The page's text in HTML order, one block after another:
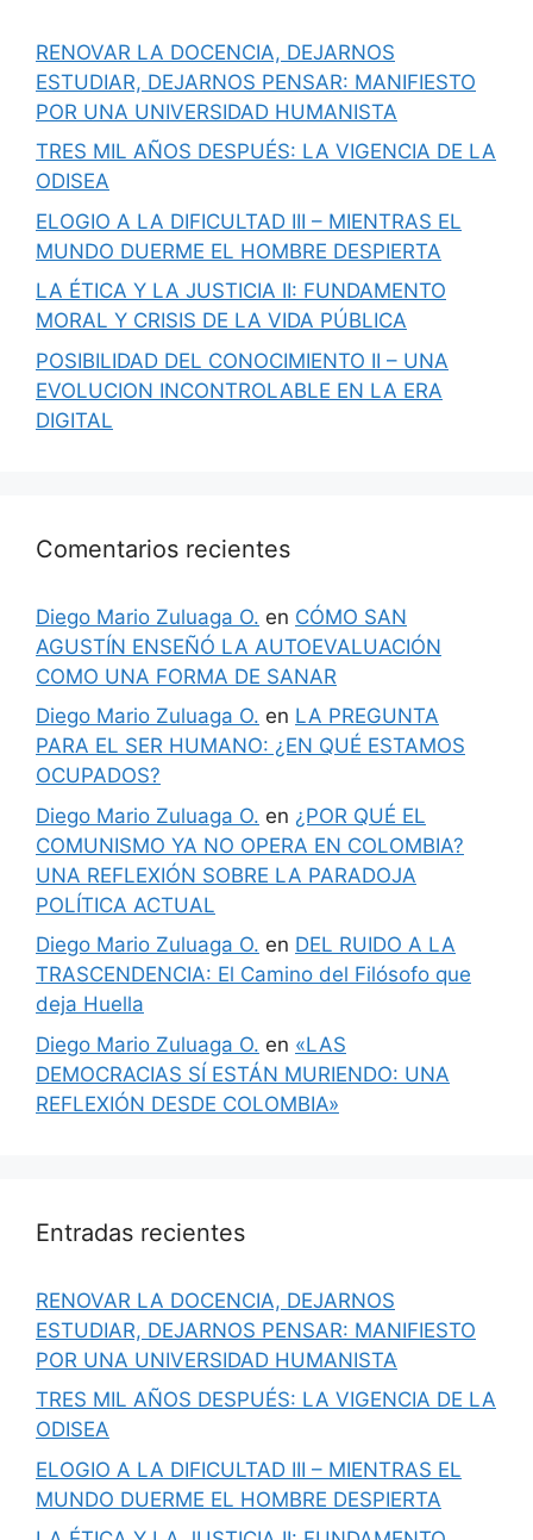
RENOVAR LA DOCENCIA, DEJARNOS
ESTUDIAR, DEJARNOS PENSAR: MANIFIESTO
POR UNA UNIVERSIDAD HUMANISTA
TRES MIL AÑOS DESPUÉS: LA VIGENCIA DE LA
ODISEA
ELOGIO A LA DIFICULTAD III – MIENTRAS EL
MUNDO DUERME EL HOMBRE DESPIERTA
LA ÉTICA Y LA JUSTICIA II: FUNDAMENTO
MORAL Y CRISIS DE LA VIDA PÚBLICA
POSIBILIDAD DEL CONOCIMIENTO II – UNA
EVOLUCION INCONTROLABLE EN LA ERA
DIGITAL
Comentarios recientes
Diego Mario Zuluaga O. en CÓMO SAN
AGUSTÍN ENSEÑÓ LA AUTOEVALUACIÓN
COMO UNA FORMA DE SANAR
Diego Mario Zuluaga O. en LA PREGUNTA
PARA EL SER HUMANO: ¿EN QUÉ ESTAMOS
OCUPADOS?
Diego Mario Zuluaga O. en ¿POR QUÉ EL
COMUNISMO YA NO OPERA EN COLOMBIA?
UNA REFLEXIÓN SOBRE LA PARADOJA
POLÍTICA ACTUAL
Diego Mario Zuluaga O. en DEL RUIDO A LA
TRASCENDENCIA: El Camino del Filósofo que
deja Huella
Diego Mario Zuluaga O. en «LAS
DEMOCRACIAS SÍ ESTÁN MURIENDO: UNA
REFLEXIÓN DESDE COLOMBIA»
Entradas recientes
RENOVAR LA DOCENCIA, DEJARNOS
ESTUDIAR, DEJARNOS PENSAR: MANIFIESTO
POR UNA UNIVERSIDAD HUMANISTA
TRES MIL AÑOS DESPUÉS: LA VIGENCIA DE LA
ODISEA
ELOGIO A LA DIFICULTAD III – MIENTRAS EL
MUNDO DUERME EL HOMBRE DESPIERTA